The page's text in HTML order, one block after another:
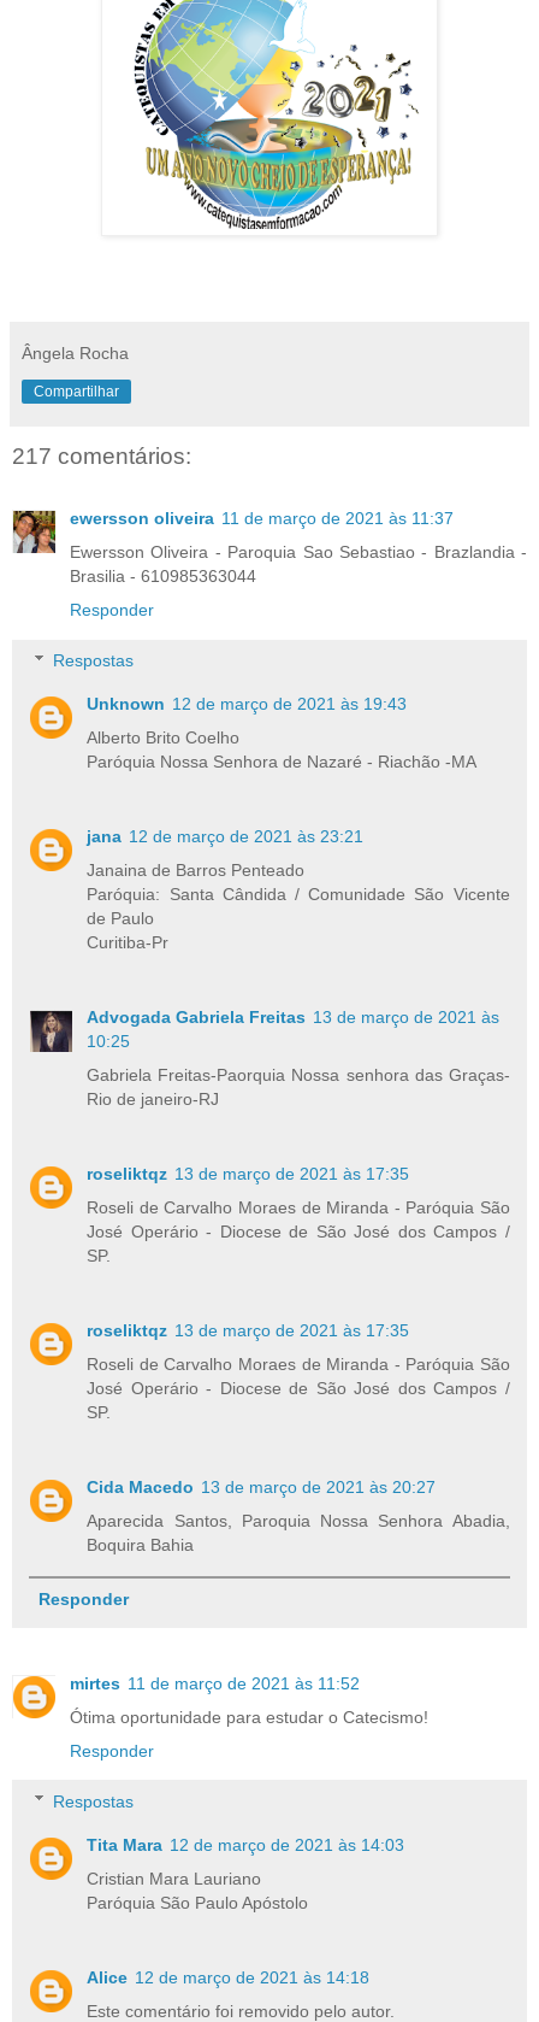
Ângela Rocha
Compartilhar
217 comentários:
ewersson oliveira 11 de março de 2021 às 11:37
Ewersson Oliveira - Paroquia Sao Sebastiao - Brazlandia -
Brasilia - 610985363044
Responder
Respostas
Unknown 12 de março de 2021 às 19:43
Alberto Brito Coelho
Paróquia Nossa Senhora de Nazaré - Riachão -MA
jana 12 de março de 2021 às 23:21
Janaina de Barros Penteado
Paróquia: Santa Cândida / Comunidade São Vicente
de Paulo
Curitiba-Pr
Advogada Gabriela Freitas 13 de março de 2021 às
10:25
Gabriela Freitas-Paorquia Nossa senhora das Graças-
Rio de janeiro-RJ
roseliktqz 13 de março de 2021 às 17:35
Roseli de Carvalho Moraes de Miranda - Paróquia São
José Operário - Diocese de São José dos Campos /
SP.
roseliktqz 13 de março de 2021 às 17:35
Roseli de Carvalho Moraes de Miranda - Paróquia São
José Operário - Diocese de São José dos Campos /
SP.
Cida Macedo 13 de março de 2021 às 20:27
Aparecida Santos, Paroquia Nossa Senhora Abadia,
Boquira Bahia
Responder
mirtes 11 de março de 2021 às 11:52
Ótima oportunidade para estudar o Catecismo!
Responder
Respostas
Tita Mara 12 de março de 2021 às 14:03
Cristian Mara Lauriano
Paróquia São Paulo Apóstolo
Alice 12 de março de 2021 às 14:18
Este comentário foi removido pelo autor.